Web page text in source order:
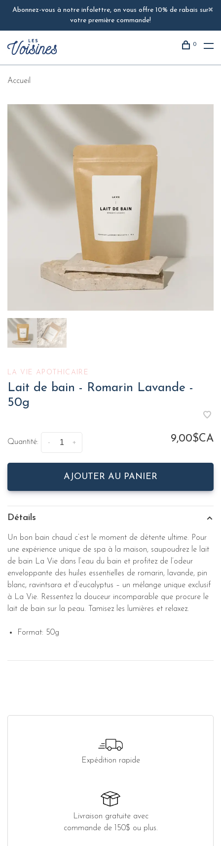
Abonnez-vous à notre infolettre, on vous offre 10% de rabais sur
votre première commande!
0
Accueil
LA VIE APOTHICAIRE
Lait de bain - Romarin Lavande -
50g
Quantité: +
- 9,00$CA
AJOUTER AU PANIER
Détails
Un bon bain chaud c’est le moment de détente ultime. Pour
une expérience unique de spa à la maison, saupoudrez le lait
de bain La Vie dans l’eau du bain et profitez de l’odeur
enveloppante des huiles essentielles de romarin, lavande, pin
blanc, ravintsara et d’eucalyptus – un mélange unique exclusif
à La Vie. Ressentez la douceur incomparable que procure le
lait de bain sur la peau. Tamisez les lumières et relaxez.
Format: 50g
Expédition rapide
Livraison gratuite avec
commande de 150$ ou plus.